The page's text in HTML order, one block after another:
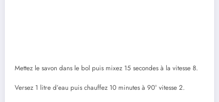
Mettez le savon dans le bol puis mixez 15 secondes à la vitesse 8.
Versez 1 litre d’eau puis chauffez 10 minutes à 90° vitesse 2.